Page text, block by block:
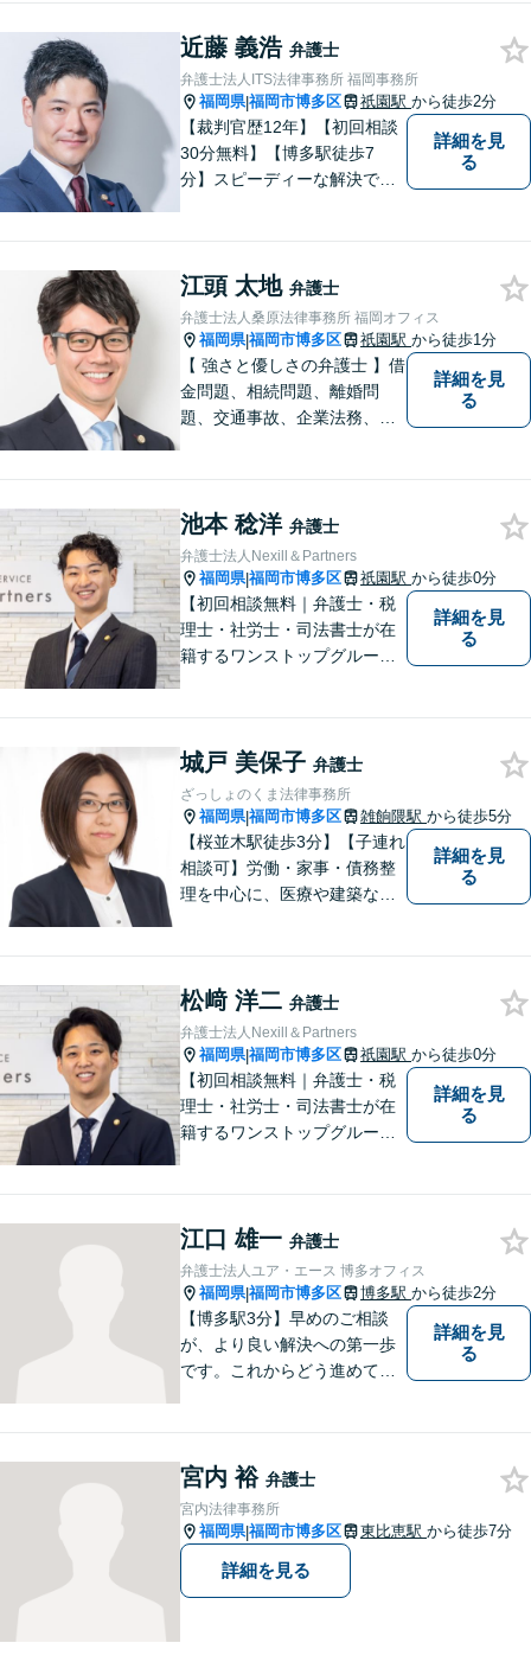
等複数士業の知識が必要な案
件を一括して対応。九州トッ
プクラスの豊富な実績。
近藤 義浩 弁護士
弁護士法人ITS法律事務所 福岡事務所
福岡県|福岡市博多区 祇園駅 から徒歩2分
【裁判官歴12年】【初回相談
30分無料】【博多駅徒歩7
分】スピーディーな解決で
「明日に向かって進む力」を
サポートします。
詳細を見
る
江頭 太地 弁護士
弁護士法人桑原法律事務所 福岡オフィス
福岡県|福岡市博多区 祇園駅 から徒歩1分
【 強さと優しさの弁護士 】借
金問題、相続問題、離婚問
題、交通事故、企業法務、刑
よる迅速で最適なリーガルサ
ービスを提供いたします。
詳細を見
る
池本 稔洋 弁護士
弁護士法人Nexill＆Partners
福岡県|福岡市博多区 祇園駅 から徒歩0分
【初回相談無料｜弁護士・税
理士・社労士・司法書士が在
籍するワンストップグルー
等複数士業の知識が必要な案
件を一括して対応。九州トッ
プクラスの豊富な実績。
詳細を見
る
城戸 美保子 弁護士
ざっしょのくま法律事務所
福岡県|福岡市博多区 雑餉隈駅 から徒歩5分
【桜並木駅徒歩3分】【子連れ
相談可】労働・家事・債務整
理を中心に、医療や建築など
も、早めにお越しいただい
て、一緒に解決を目指しまし
ょう。
詳細を見
る
松﨑 洋二 弁護士
弁護士法人Nexill＆Partners
福岡県|福岡市博多区 祇園駅 から徒歩0分
【初回相談無料｜弁護士・税
理士・社労士・司法書士が在
籍するワンストップグルー
等複数士業の知識が必要な案
件を一括して対応。九州トッ
プクラスの豊富な実績。
詳細を見
る
江口 雄一 弁護士
弁護士法人ユア・エース 博多オフィス
福岡県|福岡市博多区 博多駅 から徒歩2分
【博多駅3分】早めのご相談
が、より良い解決への第一歩
です。これからどう進めてい
せんので、遠慮なくご相談く
ださい。【分割払い利用可】
【電話・メール面談可】
詳細を見
る
宮内 裕 弁護士
宮内法律事務所
福岡県|福岡市博多区 東比恵駅 から徒歩7分
詳細を見る